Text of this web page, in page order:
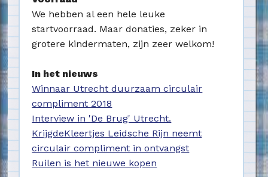
We hebben al een hele leuke
startvoorraad. Maar donaties, zeker in
grotere kindermaten, zijn zeer welkom!
In het nieuws
Winnaar Utrecht duurzaam circulair
compliment 2018
Interview in 'De Brug' Utrecht.
KrijgdeKleertjes Leidsche Rijn neemt
circulair compliment in ontvangst
Ruilen is het nieuwe kopen